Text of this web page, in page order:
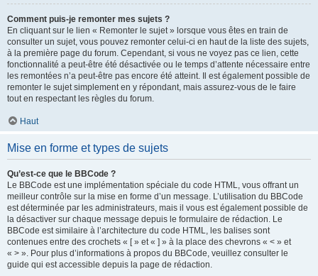
Comment puis-je remonter mes sujets ?
En cliquant sur le lien « Remonter le sujet » lorsque vous êtes en train de
consulter un sujet, vous pouvez remonter celui-ci en haut de la liste des sujets,
à la première page du forum. Cependant, si vous ne voyez pas ce lien, cette
fonctionnalité a peut-être été désactivée ou le temps d’attente nécessaire entre
les remontées n’a peut-être pas encore été atteint. Il est également possible de
remonter le sujet simplement en y répondant, mais assurez-vous de le faire
tout en respectant les règles du forum.
Haut
Mise en forme et types de sujets
Qu’est-ce que le BBCode ?
Le BBCode est une implémentation spéciale du code HTML, vous offrant un
meilleur contrôle sur la mise en forme d’un message. L’utilisation du BBCode
est déterminée par les administrateurs, mais il vous est également possible de
la désactiver sur chaque message depuis le formulaire de rédaction. Le
BBCode est similaire à l’architecture du code HTML, les balises sont
contenues entre des crochets « [ » et « ] » à la place des chevrons « < » et
« > ». Pour plus d’informations à propos du BBCode, veuillez consulter le
guide qui est accessible depuis la page de rédaction.